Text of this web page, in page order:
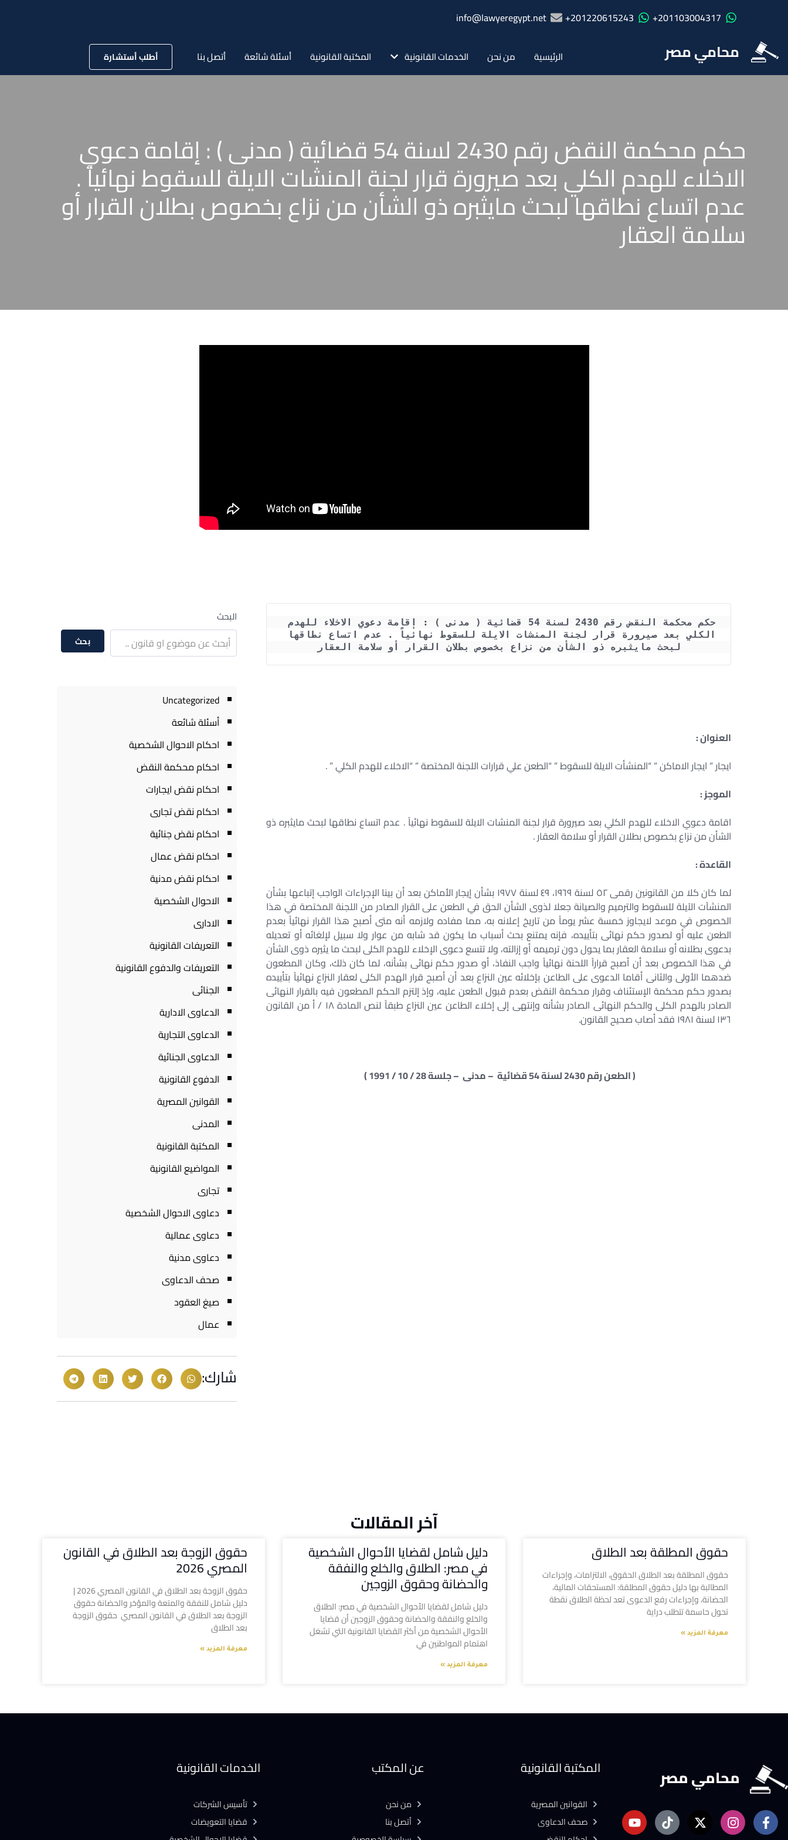
201103004317+
201220615243+
info@lawyeregypt.net
محامي مصر الرئيسية من نحن الخدمات القانونية المكتبة القانونية أسئلة شائعة أتصل بنا أطلب أستشارة
حكم محكمة النقض رقم 2430 لسنة 54 قضائية ( مدنى ) : إقامة دعوي
الاخلاء للهدم الكلي بعد صيرورة قرار لجنة المنشات الايلة للسقوط نهائياً .
عدم اتساع نطاقها لبحث مايثبره ذو الشأن من نزاع بخصوص بطلان القرار أو
سلامة العقار
لبحث مايثبره ذو الشأن من نزاع بخصوص بطلان القرار أو سلامة العقار
العنوان :
ايجار ” ايجار الاماكن ” “المنشأت الايلة للسقوط ” “الطعن علي قرارات اللجنة المختصة ” “الاخلاء للهدم الكلي ” .
الموجز :
اقامة دعوي الاخلاء للهدم الكلي بعد صيرورة قرار لجنة المنشات الايلة للسقوط نهائياً . عدم اتساع نطاقها لبحث مايثبره ذو
الشأن من نزاع بخصوص بطلان القرار أو سلامة العقار .
القاعدة :
لما كان كلا من القانونين رقمى ٥٢ لسنة ١٩٦٩، ٤٩ لسنة ١٩٧٧ بشأن إيجار الأماكن بعد أن بينا الإجراءات الواجب إتباعها بشأن
المنشآت الآيلة للسقوط والترميم والصيانة جعلا لذوى الشأن الحق في الطعن على القرار الصادر من اللجنة المختصة في هذا
الخصوص في موعد لايجاوز خمسة عشر يوماً من تاريخ إعلانه به، مما مفاده ولازمه أنه متى أصبح هذا القرار نهائياً بعدم
الطعن عليه أو لصدور حكم نهائى بتأييده، فإنه يمتنع بحث أسباب ما يكون قد شابه من عوار ولا سبيل لإلغائه أو تعديله
بدعوى بطلانه أو سلامة العقار بما يحول دون ترميمه أو إزالته، ولا تتسع دعوى الإخلاء للهدم الكلى لبحث ما يثيره ذوى الشأن
في هذا الخصوص بعد أن أصبح قراراً اللحنة نهائياً واجب النفاذ، أو صدور حكم نهائى بشأنه، لما كان ذلك، وكان المطعون
ضدهما الأولى والثانى أقاما الدعوى على الطاعن بإخلائه عين النزاع بعد أن أصبح قرار الهدم الكلى لعقار النزاع نهائياً بتأييده
بصدور حكم محكمة الإستئناف وقرار محكمة النقض بعدم قبول الطعن عليه، وإذ إلتزم الحكم المطعون فيه بالقرار النهائى
الصادر بالهدم الكلى والحكم النهائى الصادر بشأنه وإنتهى إلى إخلاء الطاعن عين النزاع طبقاً لنص المادة ١٨ / أ من القانون
١٣٦ لسنة ١٩٨١ فقد أصاب صحيح القانون.
( الطعن رقم 2430 لسنة 54 قضائية – مدنى – جلسة 28 / 10 / 1991 )
البحث
بحث
Uncategorized
أسئلة شائعة
احكام الاحوال الشخصية
احكام محكمة النقض
احكام نقض ايجارات
احكام نقض تجارى
احكام نقض جنائية
احكام نقض عمال
احكام نقض مدنية
الاحوال الشخصية
الادارى
التعريفات القانونية
التعريفات والدفوع القانونية
الجنائى
الدعاوى الادارية
الدعاوى التجارية
الدعاوى الجنائية
الدفوع القانونية
القوانين المصرية
المدنى
المكتبة القانونية
المواضيع القانونية
تجارى
دعاوى الاحوال الشخصية
دعاوى عمالية
دعاوى مدنية
صحف الدعاوى
صيغ العقود
عمال
شارك:
آخر المقالات
حقوق المطلقة بعد الطلاق
حقوق المطلقة بعد الطلاق الحقوق، الالتزامات، وإجراءات
المطالبة بها دليل حقوق المطلقة: المستحقات المالية،
الحضانة، وإجراءات رفع الدعوى تعد لحظة الطلاق نقطة
تحول حاسمة تتطلب دراية
معرفة المزيد »
دليل شامل لقضايا الأحوال الشخصية
في مصر: الطلاق والخلع والنفقة
والحضانة وحقوق الزوجين
دليل شامل لقضايا الأحوال الشخصية في مصر: الطلاق
والخلع والنفقة والحضانة وحقوق الزوجين أن قضايا
الأحوال الشخصية من أكثر القضايا القانونية التي تشغل
اهتمام المواطنين في
معرفة المزيد »
حقوق الزوجة بعد الطلاق في القانون
المصري 2026
حقوق الزوجة بعد الطلاق في القانون المصري 2026 |
دليل شامل للنفقة والمتعة والمؤخر والحضانة حقوق
الزوجة بعد الطلاق في القانون المصري حقوق الزوجة
بعد الطلاق
معرفة المزيد »
محامي مصر المكتبة القانونية
القوانين المصرية
صحف الدعاوى
عن المكتب
من نحن
أتصل بنا
الخدمات القانونية
تأسيس الشركات
قضايا التعويضات